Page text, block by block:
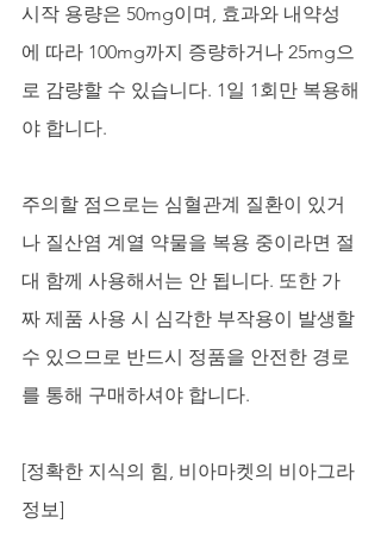
시작 용량은 50mg이며, 효과와 내약성
에 따라 100mg까지 증량하거나 25mg으
로 감량할 수 있습니다. 1일 1회만 복용해
야 합니다.
주의할 점으로는 심혈관계 질환이 있거
나 질산염 계열 약물을 복용 중이라면 절
대 함께 사용해서는 안 됩니다. 또한 가
짜 제품 사용 시 심각한 부작용이 발생할
수 있으므로 반드시 정품을 안전한 경로
를 통해 구매하셔야 합니다.
[정확한 지식의 힘, 비아마켓의 비아그라
정보]